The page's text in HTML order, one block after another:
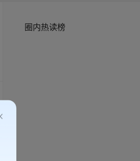
圈内热读榜